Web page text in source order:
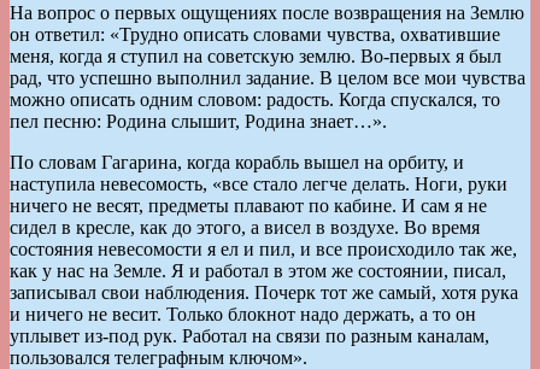
На вопрос о первых ощущениях после возвращения на Землю
он ответил: «Трудно описать словами чувства, охватившие
меня, когда я ступил на советскую землю. Во-первых я был
рад, что успешно выполнил задание. В целом все мои чувства
можно описать одним словом: радость. Когда спускался, то
пел песню: Родина слышит, Родина знает…».
По словам Гагарина, когда корабль вышел на орбиту, и
наступила невесомость, «все стало легче делать. Ноги, руки
ничего не весят, предметы плавают по кабине. И сам я не
сидел в кресле, как до этого, а висел в воздухе. Во время
состояния невесомости я ел и пил, и все происходило так же,
как у нас на Земле. Я и работал в этом же состоянии, писал,
записывал свои наблюдения. Почерк тот же самый, хотя рука
и ничего не весит. Только блокнот надо держать, а то он
уплывет из-под рук. Работал на связи по разным каналам,
пользовался телеграфным ключом».